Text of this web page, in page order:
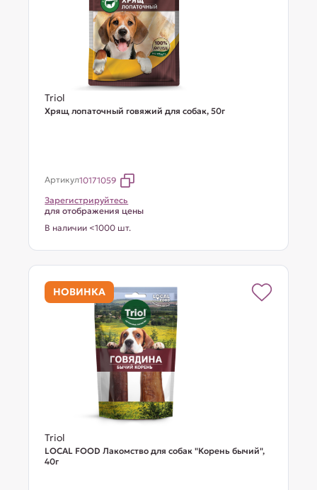
Triol
Хрящ лопаточный говяжий для собак, 50г
Артикул10171059
Зарегистрируйтесь
для отображения цены
В наличии <1000 шт.
НОВИНКА
Triol
LOCAL FOOD Лакомство для собак "Корень бычий",
40г